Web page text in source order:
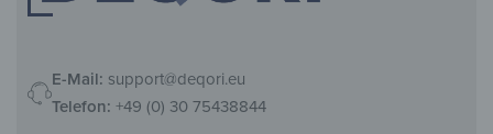
E-Mail: support@deqori.eu
Telefon: +49 (0) 30 75438844